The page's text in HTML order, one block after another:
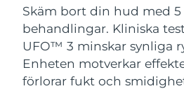
Skäm bort din hud med
behandlingar. Kliniska
UFO™ 3 minskar synliga
Enheten motverkar
förlorar fukt och
Anti-aging
LUNA™ 4 Plus
Massage, LED
Microcurrent
BEAR™ 2 go
Microcurrent
Återfuktning
UFO™ 3-
issa™ 4
Belgien
Bermuda